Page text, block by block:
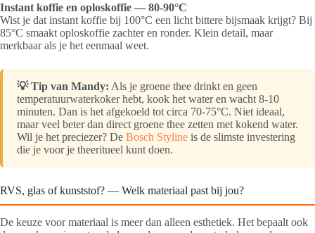
Instant koffie en oploskoffie — 80-90°C
Wist je dat instant koffie bij 100°C een licht bittere bijsmaak krijgt? Bij
85°C smaakt oploskoffie zachter en ronder. Klein detail, maar
merkbaar als je het eenmaal weet.
💡 Tip van Mandy: Als je groene thee drinkt en geen
temperatuurwaterkoker hebt, kook het water en wacht 8-10
minuten. Dan is het afgekoeld tot circa 70-75°C. Niet ideaal,
maar veel beter dan direct groene thee zetten met kokend water.
Wil je het preciezer? De Bosch Styline is de slimste investering
die je voor je theeritueel kunt doen.
RVS, glas of kunststof? — Welk materiaal past bij jou?
De keuze voor materiaal is meer dan alleen esthetiek. Het bepaalt ook